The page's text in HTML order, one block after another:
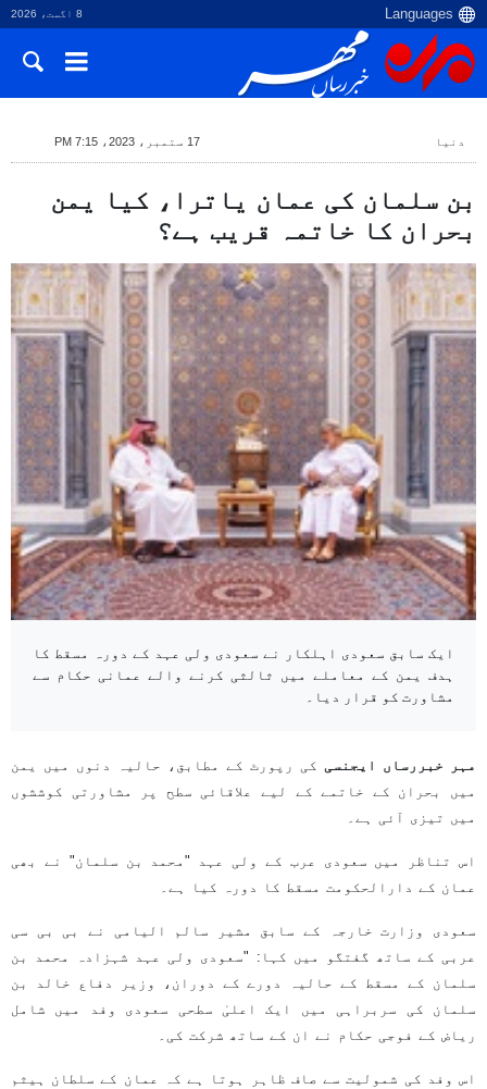
8 اگست، 2026
دنیا 17 ستمبر، 2023، 7:15 PM
بن سلمان کی عمان یاترا، کیا یمن
بحران کا خاتمہ قریب ہے؟
ایک سابق سعودی اہلکار نے سعودی ولی عہد کے دورہ مسقط کا
ہدف یمن کے معاملے میں ثالثی کرنے والے عمانی حکام سے
مشاورت کو قرار دیا۔
مہر خبررساں ایجنسی کی رپورٹ کے مطابق، حالیہ دنوں میں یمن
میں بحران کے خاتمے کے لیے علاقائی سطح پر مشاورتی کوششوں
میں تیزی آئی ہے۔
اس تناظر میں سعودی عرب کے ولی عہد "محمد بن سلمان" نے بھی
عمان کے دارالحکومت مسقط کا دورہ کیا ہے۔
سعودی وزارت خارجہ کے سابق مشیر سالم الیامی نے بی بی سی
عربی کے ساتھ گفتگو میں کہا: "سعودی ولی عہد شہزادہ محمد بن
سلمان کے مسقط کے حالیہ دورے کے دوران، وزیر دفاع خالد بن
سلمان کی سربراہی میں ایک اعلیٰ سطحی سعودی وفد میں شامل
ریاض کے فوجی حکام نے ان کے ساتھ شرکت کی۔
اس وفد کی شمولیت سے صاف ظاہر ہوتا ہے کہ عمان کے سلطان ہیثم